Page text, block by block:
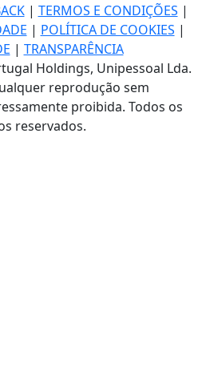
| TERMOS E CONDIÇÕES |
| POLÍTICA DE COOKIES |
| TRANSPARÊNCIA
Holdings, Unipessoal Lda.
reprodução sem
proibida. Todos os
reservados.